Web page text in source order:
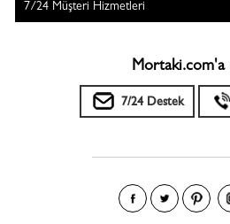
7/24 Müşteri Hizmetleri
Mortaki.com'a
7/24 Destek